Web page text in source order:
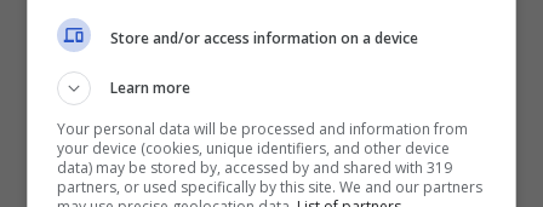
direttamente, di essere pronta a
querelare
Selvaggia
L’opinionista ha sottolineato il suo disprezzo
Store and/or access information on a device
Learn more
Your personal data will be processed and information from
your device (cookies, unique identifiers, and other device
data) may be stored by, accessed by and shared with 319
partners, or used specifically by this site. We and our partners